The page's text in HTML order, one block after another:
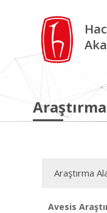
Araştırma
Avesis